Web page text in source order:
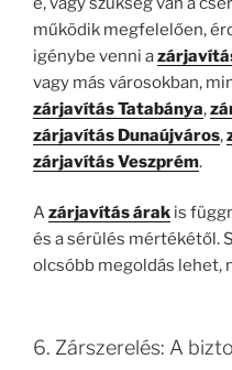
működik megfelelően,
igénybe venni a
vagy más városokban,
zárjavítás Tatabánya,
zárjavítás Dunaújváros,
zárjavítás Veszprém.
Azárjavítás árak is
és a sérülés mértékétől.
olcsóbb megoldás lehet,
6. Zárszerelés: A